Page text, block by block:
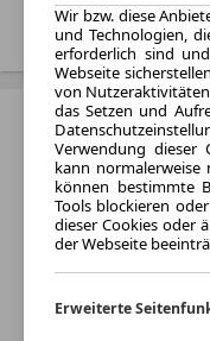
Wir bzw. diese
und Technologien,
erforderlich sind
Webseite
von
das Setzen und
Verwendung dieser
kann normalerweise
können bestimmte
Tools blockieren
dieser Cookies oder
der Webseite
Erweiterte